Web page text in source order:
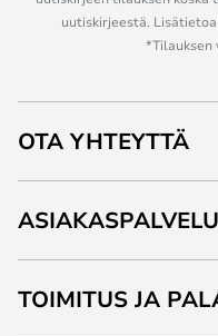
uutiskirjeestä.
*Tilauksen
OTA YHTEYTTÄ
ASIAKASPALVELU
TOIMITUS JA